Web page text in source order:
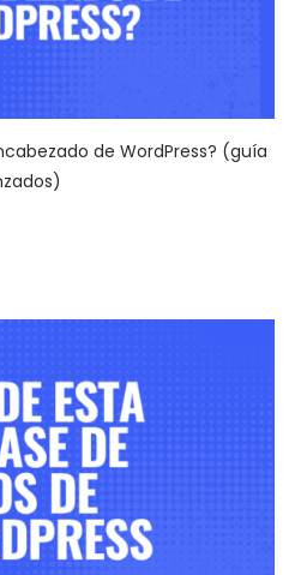
de WordPress? (guía